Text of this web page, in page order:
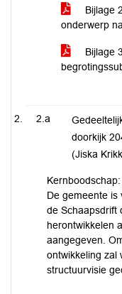
Bijlage
onderwerp
Bijlage
2.a
doorkijk
(Jiska
Kernboodschap:
De gemeente is
de Schaapsdrift
herontwikkelen
aangegeven.
ontwikkeling zal
structuurvisie